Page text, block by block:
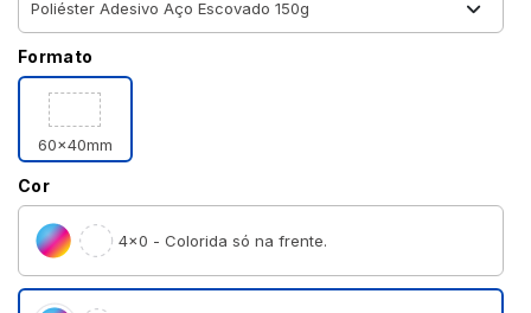
Formato
60x40mm
Cor
4×0 - Colorida só na frente.